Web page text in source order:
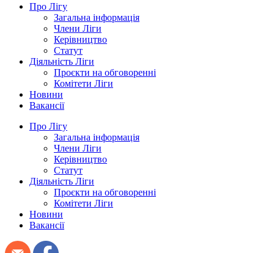
Про Лігу
Загальна інформація
Члени Ліги
Керівництво
Статут
Діяльність Ліги
Проєкти на обговоренні
Комітети Ліги
Новини
Вакансії
Про Лігу
Загальна інформація
Члени Ліги
Керівництво
Статут
Діяльність Ліги
Проєкти на обговоренні
Комітети Ліги
Новини
Вакансії